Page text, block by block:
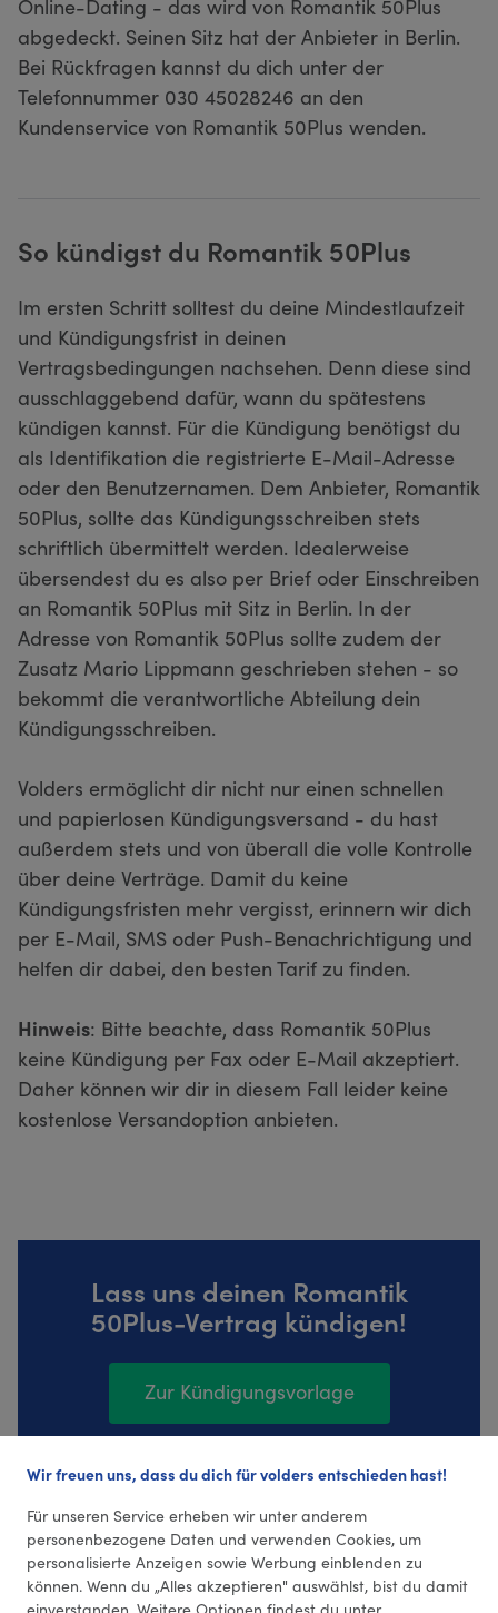
Online-Dating - das wird von Romantik 50Plus
abgedeckt. Seinen Sitz hat der Anbieter in Berlin.
Bei Rückfragen kannst du dich unter der
Telefonnummer 030 45028246 an den
Kundenservice von Romantik 50Plus wenden.
So kündigst du Romantik 50Plus
Im ersten Schritt solltest du deine Mindestlaufzeit
und Kündigungsfrist in deinen
Vertragsbedingungen nachsehen. Denn diese sind
ausschlaggebend dafür, wann du spätestens
kündigen kannst. Für die Kündigung benötigst du
als Identifikation die registrierte E-Mail-Adresse
oder den Benutzernamen. Dem Anbieter, Romantik
50Plus, sollte das Kündigungsschreiben stets
schriftlich übermittelt werden. Idealerweise
übersendest du es also per Brief oder Einschreiben
an Romantik 50Plus mit Sitz in Berlin. In der
Adresse von Romantik 50Plus sollte zudem der
Zusatz Mario Lippmann geschrieben stehen - so
bekommt die verantwortliche Abteilung dein
Kündigungsschreiben.
Volders ermöglicht dir nicht nur einen schnellen
und papierlosen Kündigungsversand - du hast
außerdem stets und von überall die volle Kontrolle
über deine Verträge. Damit du keine
Kündigungsfristen mehr vergisst, erinnern wir dich
per E-Mail, SMS oder Push-Benachrichtigung und
helfen dir dabei, den besten Tarif zu finden.
Hinweis: Bitte beachte, dass Romantik 50Plus
keine Kündigung per Fax oder E-Mail akzeptiert.
Daher können wir dir in diesem Fall leider keine
kostenlose Versandoption anbieten.
Lass uns deinen Romantik
50Plus-Vertrag kündigen!
Zur Kündigungsvorlage
3 Bewertungen (4,67 Durchschnitt)
Wir freuen uns, dass du dich für volders entschieden hast!
Für unseren Service erheben wir unter anderem
personenbezogene Daten und verwenden Cookies, um
personalisierte Anzeigen sowie Werbung einblenden zu
können. Wenn du „Alles akzeptieren" auswählst, bist du damit
einverstanden. Weitere Optionen findest du unter